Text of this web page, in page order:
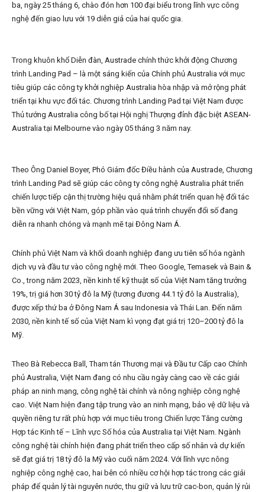
ba, ngày 25 tháng 6, chào đón hơn 100 đại biểu trong lĩnh vực công
nghệ đến giao lưu với 19 diễn giả của hai quốc gia.
Trong khuôn khổ Diễn đàn, Austrade chính thức khởi động Chương
trình Landing Pad – là một sáng kiến của Chính phủ Australia với mục
tiêu giúp các công ty khởi nghiệp Australia hòa nhập và mở rộng phát
triển tại khu vực đối tác. Chương trình Landing Pad tại Việt Nam được
Thủ tướng Australia công bố tại Hội nghị Thượng đỉnh đặc biệt ASEAN-
Australia tại Melbourne vào ngày 05 tháng 3 năm nay.
Theo Ông Daniel Boyer, Phó Giám đốc Điều hành của Austrade, Chương
trình Landing Pad sẽ giúp các công ty công nghệ Australia phát triển
chiến lược tiếp cận thị trường hiệu quả nhằm phát triển quan hệ đối tác
bền vững với Việt Nam, góp phần vào quá trình chuyển đổi số đang
diễn ra nhanh chóng và mạnh mẽ tại Đông Nam Á.
Chính phủ Việt Nam và khối doanh nghiệp đang ưu tiên số hóa ngành
dịch vụ và đầu tư vào công nghệ mới. Theo Google, Temasek và Bain &
Co., trong năm 2023, nền kinh tế kỹ thuật số của Việt Nam tăng trưởng
19%, trị giá hơn 30 tỷ đô la Mỹ (tương đương 44.1 tỷ đô la Australia),
được xếp thứ ba ở Đông Nam Á sau Indonesia và Thái Lan. Đến năm
2030, nền kinh tế số của Việt Nam kì vọng đạt giá trị 120–200 tỷ đô la
Mỹ.
Theo Bà Rebecca Ball, Tham tán Thương mại và Đầu tư Cấp cao Chính
phủ Australia, Việt Nam đang có nhu cầu ngày càng cao về các giải
pháp an ninh mạng, công nghệ tài chính và nông nghiệp công nghệ
cao. Việt Nam hiện đang tập trung vào an ninh mạng, bảo vệ dữ liệu và
quyền riêng tư rất phù hợp với mục tiêu trong Chiến lược Tăng cường
Hợp tác Kinh tế – Lĩnh vực Số hóa của Australia tại Việt Nam. Ngành
công nghệ tài chính hiện đang phát triển theo cấp số nhân và dự kiến ​​
sẽ đạt giá trị 18 tỷ đô la Mỹ vào cuối năm 2024. Với lĩnh vực nông
nghiệp công nghệ cao, hai bên có nhiều cơ hội hợp tác trong các giải
pháp để quản lý tài nguyên nước, thu giữ và lưu trữ cac-bon, quản lý rủi